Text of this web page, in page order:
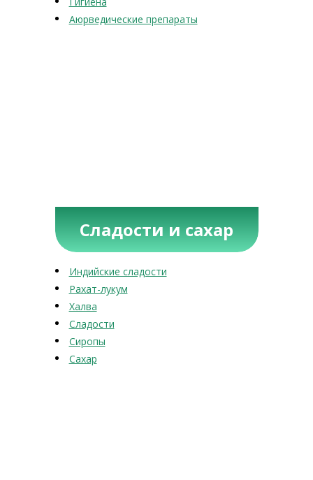
Аюрведические препараты
Сладости и сахар
Индийские сладости
Рахат-лукум
Халва
Сладости
Сиропы
Сахар